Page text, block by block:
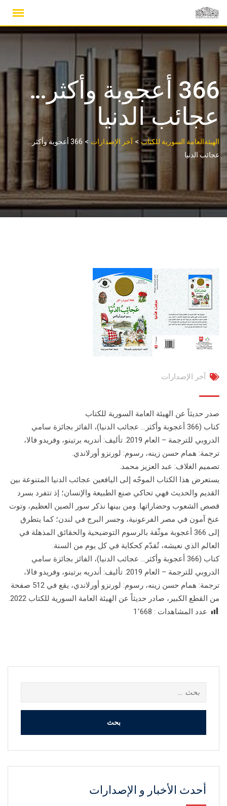
content
366 أعجوبة وأكثر…
عجائب الدنيا
الهيئةالعامة السورية للكتاب > آخر الإصدارات >
366 أعجوبة وأكثر…
عجائب الدنيا
آخر الإصدارات
صدر حديثاً عن الهيئة العامة السورية للكتاب
كتاب (366 أعجوبة وأكثر… عجائب الدنيا)، الفائز بجائزة سامي
الدروبي للترجمة – العام 2019. تأليف: أندريه برتينو، وفريدو فالا،
ترجمة: همام حسن زينه، رسوم: لورنزو أورلاندي.
تصميم الغلاف: عبد العزيز محمد.
يستعرض هذا الكتاب الموجّه إلى اليافعين عجائب الدنيا المتنوعة بين
القديم والحديث فهي تحاكي صنع الطبيعة والإنسان؛ إذ تتفرد بسرد
قصص الشعوب وحضاراتها. ومن بينها نذكر سور الصين العظيم، وتوت
عنخ آمون في مصر الفرعونية، وجسر البرج في لندن؛ كما يتطرق
إلى 366 أعجوبة موثّقة بالرسوم التوضيحية والحقائق المذهلة في
العالم الذي نعيشه، تُقدّم كحكاية في كل يوم من السنة.
كتاب (366 أعجوبة وأكثر… عجائب الدنيا)، الفائز بجائزة سامي
الدروبي للترجمة – العام 2019. تأليف: أندريه برتينو، وفريدو فالا،
ترجمة: همام حسن زينه، رسوم: لورنزو أورلاندي، يقع في 512 صفحة
من القطع الكبير، صادر حديثاً عن الهيئة العامة السورية للكتاب 2022.
عدد المشاهدات : 1٬668
عن:
أحدث الأخبار و الإصدارات